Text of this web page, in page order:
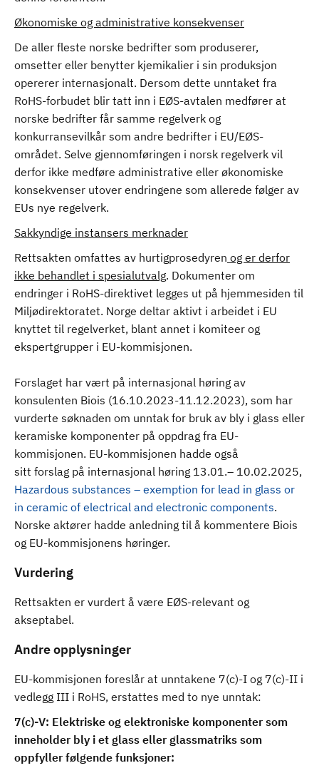
Økonomiske og administrative konsekvenser
De aller fleste norske bedrifter som produserer,
omsetter eller benytter kjemikalier i sin produksjon
opererer internasjonalt. Dersom dette unntaket fra
RoHS-forbudet blir tatt inn i EØS-avtalen medfører at
norske bedrifter får samme regelverk og
konkurransevilkår som andre bedrifter i EU/EØS-
området. Selve gjennomføringen i norsk regelverk vil
derfor ikke medføre administrative eller økonomiske
konsekvenser utover endringene som allerede følger av
EUs nye regelverk.
Sakkyndige instansers merknader
Rettsakten omfattes av hurtigprosedyren og er derfor
ikke behandlet i spesialutvalg. Dokumenter om
endringer i RoHS-direktivet legges ut på hjemmesiden til
Miljødirektoratet. Norge deltar aktivt i arbeidet i EU
knyttet til regelverket, blant annet i komiteer og
ekspertgrupper i EU-kommisjonen.
Forslaget har vært på internasjonal høring av
konsulenten Biois (16.10.2023-11.12.2023), som har
vurderte søknaden om unntak for bruk av bly i glass eller
keramiske komponenter på oppdrag fra EU-
kommisjonen. EU-kommisjonen hadde også
sitt forslag på internasjonal høring 13.01.– 10.02.2025,
Hazardous substances – exemption for lead in glass or
in ceramic of electrical and electronic components.
Norske aktører hadde anledning til å kommentere Biois
og EU-kommisjonens høringer.
Vurdering
Rettsakten er vurdert å være EØS-relevant og
akseptabel.
Andre opplysninger
EU-kommisjonen foreslår at unntakene 7(c)-I og 7(c)-II i
vedlegg III i RoHS, erstattes med to nye unntak:
7(c)-V: Elektriske og elektroniske komponenter som
inneholder bly i et glass eller glassmatriks som
oppfyller følgende funksjoner: